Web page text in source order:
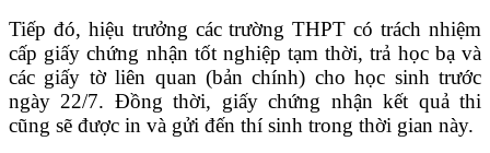
Tiếp đó, hiệu trưởng các trường THPT có trách nhiệm
cấp giấy chứng nhận tốt nghiệp tạm thời, trả học bạ và
các giấy tờ liên quan (bản chính) cho học sinh trước
ngày 22/7. Đồng thời, giấy chứng nhận kết quả thi
cũng sẽ được in và gửi đến thí sinh trong thời gian này.